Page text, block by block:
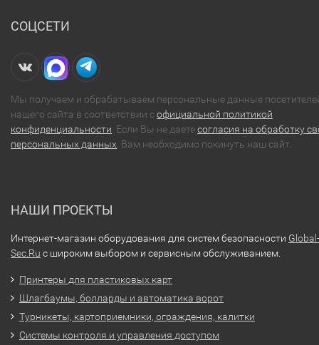
СОЦСЕТИ
Мы получаем и обрабатываем персональные данные
нашего сайта в соответствии софициальной политикой
конфиденциальности . Если Вы не даетесогласия на обработку
персональных данных , Вам необходимо покинуть наш сайт.
НАШИ ПРОЕКТЫ
Интернет-магазин оборудования для систем безопасности Global-
Sec.Ru с широким выбором и сервисным обслуживанием.
Принтеры для пластиковых карт
Шлагбаумы, болларды и автоматика ворот
Турникеты, картоприемники, ограждения, калитки
Системы контроля и управления доступом